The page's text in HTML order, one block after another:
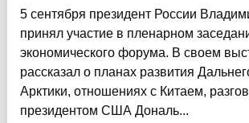
5 сентября президент России
принял участие в пленарном
экономического форума. В своем
рассказал о планах развития
Арктики, отношениях с Китаем,
президентом США Дональ...